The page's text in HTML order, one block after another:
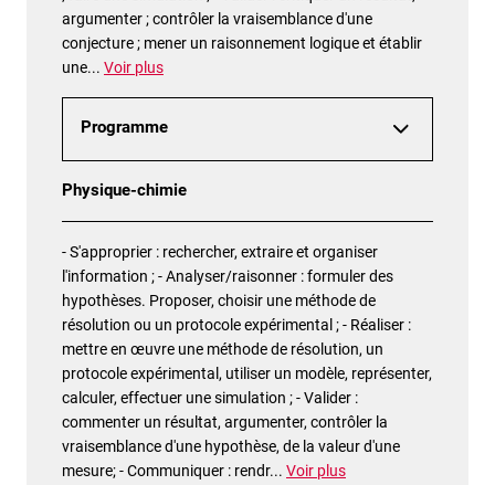
argumenter ; contrôler la vraisemblance d'une
conjecture ; mener un raisonnement logique et établir
une... Voir plus
Programme
Physique-chimie
- S'approprier : rechercher, extraire et organiser
l'information ; - Analyser/raisonner : formuler des
hypothèses. Proposer, choisir une méthode de
résolution ou un protocole expérimental ; - Réaliser :
mettre en œuvre une méthode de résolution, un
protocole expérimental, utiliser un modèle, représenter,
calculer, effectuer une simulation ; - Valider :
commenter un résultat, argumenter, contrôler la
vraisemblance d'une hypothèse, de la valeur d'une
mesure; - Communiquer : rendr... Voir plus